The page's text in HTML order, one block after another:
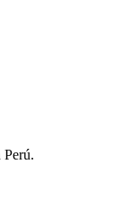
Perú.